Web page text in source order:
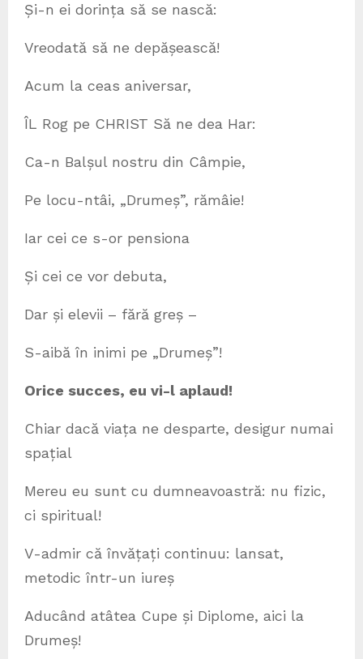
Și-n ei dorința să se nască:
Vreodată să ne depășească!
Acum la ceas aniversar,
ÎL Rog pe CHRIST Să ne dea Har:
Ca-n Balșul nostru din Câmpie,
Pe locu-ntâi, „Drumeș”, rămâie!
Iar cei ce s-or pensiona
Și cei ce vor debuta,
Dar și elevii – fără greș –
S-aibă în inimi pe „Drumeș”!
Orice succes, eu vi-l aplaud!
Chiar dacă viața ne desparte, desigur numai
spațial
Mereu eu sunt cu dumneavoastră: nu fizic,
ci spiritual!
V-admir că învățați continuu: lansat,
metodic într-un iureș
Aducând atâtea Cupe și Diplome, aici la
Drumeș!